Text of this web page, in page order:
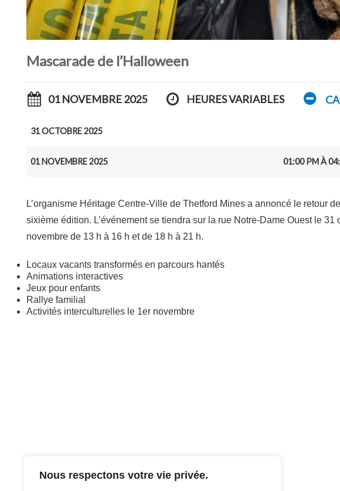
Nous respectons votre vie privée.
Mascarade de l’Halloween
01 NOVEMBRE 2025 HEURES VARIABLES
31 OCTOBRE 2025
01 NOVEMBRE 2025 01:00 PM À
L’organisme Héritage Centre-Ville de Thetford Mines a annoncé le retour
sixième édition. L’événement se tiendra sur la rue Notre-Dame Ouest le
novembre de 13 h à 16 h et de 18 h à 21 h.
Locaux vacants transformés en parcours hantés
Animations interactives
Jeux pour enfants
Rallye familial
Activités interculturelles le 1er novembre